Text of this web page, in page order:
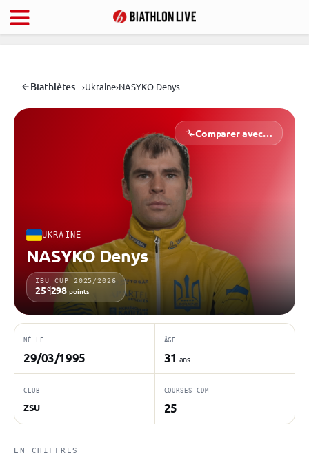
Biathlètes ›Ukraine›NASYKO Denys
UKRAINE
NASYKO Denys
IBU CUP 2025/2026
25e298 points
Comparer avec…
NÉ LE
29/03/1995
ÂGE
31 ans
CLUB
ZSU
COURSES CDM
25
EN CHIFFRES